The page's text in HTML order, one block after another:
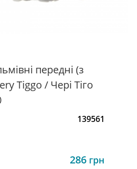
передні (з
Tiggo / Чері Тіго
139561
286 грн